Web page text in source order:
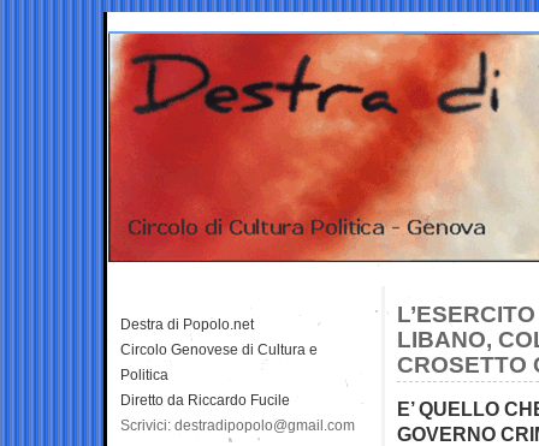
LIBANO,
CROSETTO
E’ QUELLO
GOVERNO
Destra di Popolo.net
Circolo Genovese di Cultura e
Politica
Diretto da Riccardo Fucile
Scrivici: destradipopolo@gmail.com